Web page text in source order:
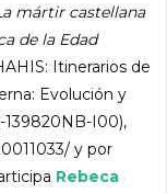
mártir castellana
de la Edad
Itinerarios de
Evolución y
139820NB-I00),
y por
Rebeca